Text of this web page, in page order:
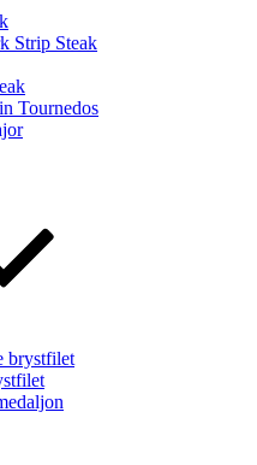
Strip Steak
Tournedos
brystfilet